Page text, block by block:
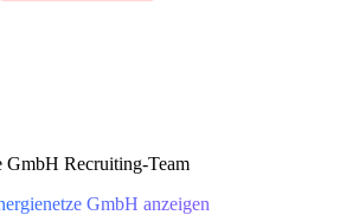
GmbH Recruiting-Team
GmbH anzeigen